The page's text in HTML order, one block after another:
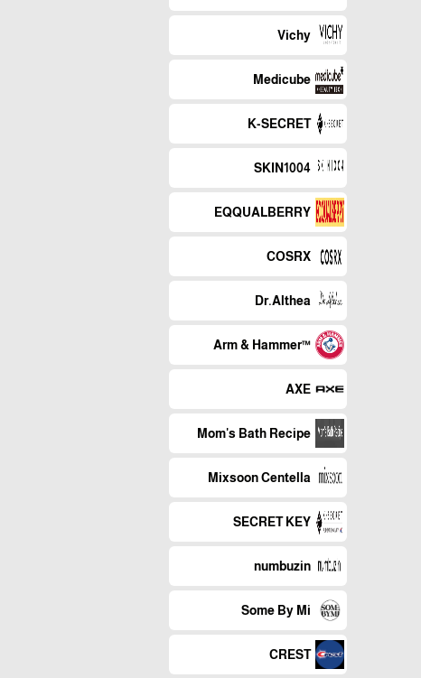
Vichy
Medicube
K-SECRET
SKIN1004
EQQUALBERRY
COSRX
Dr.Althea
™Arm & Hammer
AXE
Mom's Bath Recipe
Mixsoon Centella
SECRET KEY
numbuzin
Some By Mi
CREST